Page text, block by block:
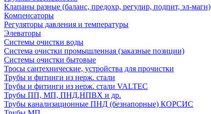
Клапаны разные (баланс, предохр, регулир, подпит, эл-магн)
Компенсаторы
Регуляторы давления и температуры
Элеваторы
Системы очистки воды
Система очистки промышленная (заказные позиции)
Системы очистки бытовые
Тросы сантехнические, устройства для прочистки
Трубы и фитинги из нерж. стали
Трубы и фитинги из нерж. стали VALTEC
Трубы ПП, МП, ПНД,НПВХ и др.
Трубы канализационные ПНД (безнапорные) КОРСИС